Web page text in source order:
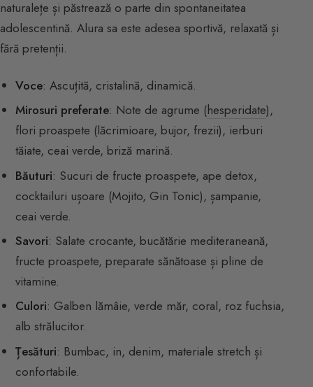
naturalețe și păstrează o parte din spontaneitatea
adolescentină. Alura sa este adesea sportivă, relaxată și
fără pretenții.
Voce: Ascuțită, cristalină, dinamică.
Mirosuri preferate: Note de agrume (hesperidate),
flori proaspete (lăcrimioare, bujor, frezii), ierburi
tăiate, ceai verde, briză marină.
Băuturi: Sucuri de fructe proaspete, ape detox,
cocktailuri ușoare (Mojito, Gin Tonic), șampanie,
ceai verde.
Savori: Salate crocante, bucătărie mediteraneană,
fructe proaspete, preparate sănătoase și pline de
vitamine.
Culori: Galben lămâie, verde măr, coral, roz fuchsia,
alb strălucitor.
Țesături: Bumbac, in, denim, materiale stretch și
confortabile.